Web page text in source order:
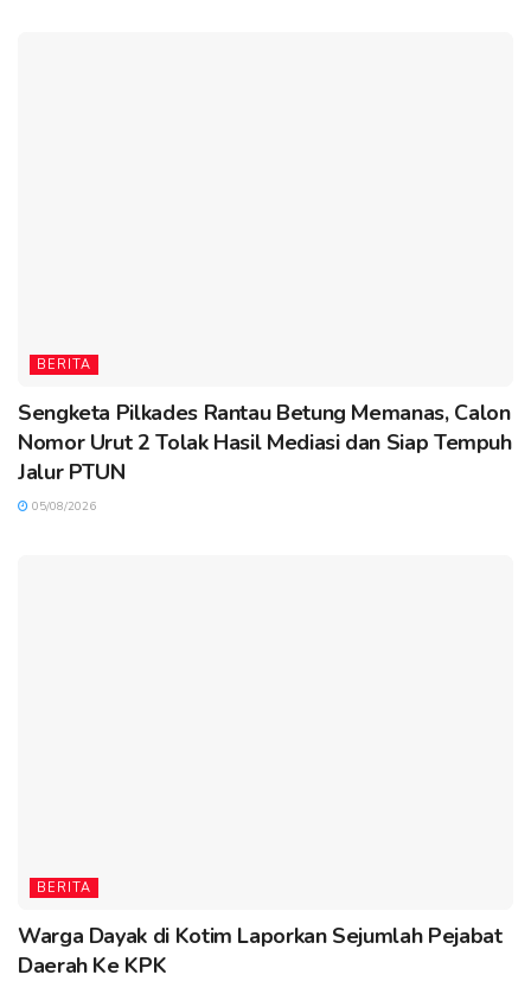
BERITA
Sengketa Pilkades Rantau Betung Memanas, Calon
Nomor Urut 2 Tolak Hasil Mediasi dan Siap Tempuh
Jalur PTUN
05/08/2026
BERITA
Warga Dayak di Kotim Laporkan Sejumlah Pejabat
Daerah Ke KPK